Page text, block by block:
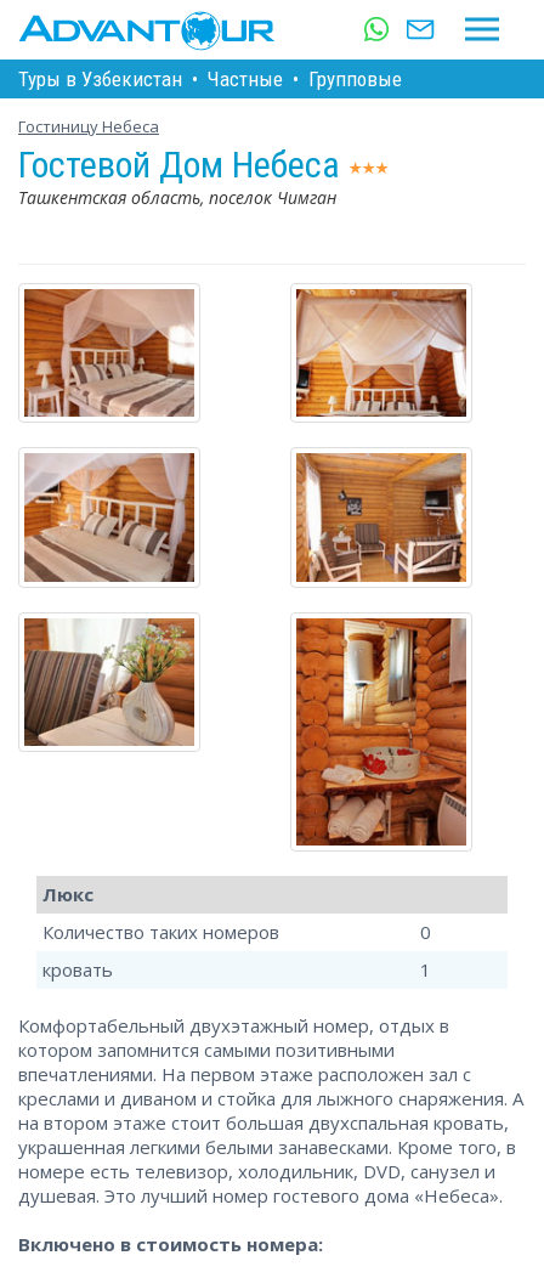
Туры в Узбекистан • Частные • Групповые
Гостиницу Небеса
Гостевой Дом Небеса
Ташкентская область, поселок Чимган
Люкс
Количество таких номеров
0
кровать
1
Комфортабельный двухэтажный номер, отдых в
котором запомнится самыми позитивными
впечатлениями. На первом этаже расположен зал с
креслами и диваном и стойка для лыжного снаряжения. А
на втором этаже стоит большая двухспальная кровать,
украшенная легкими белыми занавесками. Кроме того, в
номере есть телевизор, холодильник, DVD, санузел и
душевая. Это лучший номер гостевого дома «Небеса».
Включено в стоимость номера: